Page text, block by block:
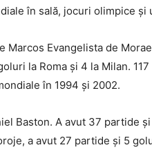
în sală, jocuri olimpice
Marcos Evangelista de
la Roma și 4 la Milan.
în 1994 și 2002.
Baston. A avut 37 partide
a avut 27 partide și 5